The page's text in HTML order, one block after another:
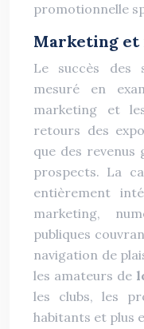
promotionnelle
Marketing et
Le succès des
mesuré en
marketing et
retours des
que des revenus
prospects. La
entièrement
marketing,
publiques
navigation de
les amateurs de
les clubs, les
habitants et plus